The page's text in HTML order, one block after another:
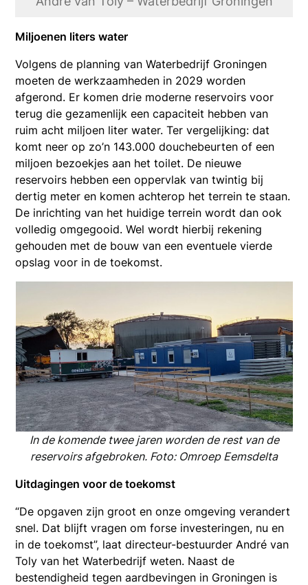
Miljoenen liters water
Volgens de planning van Waterbedrijf Groningen
moeten de werkzaamheden in 2029 worden
afgerond. Er komen drie moderne reservoirs voor
terug die gezamenlijk een capaciteit hebben van
ruim acht miljoen liter water. Ter vergelijking: dat
komt neer op zo’n 143.000 douchebeurten of een
miljoen bezoekjes aan het toilet. De nieuwe
reservoirs hebben een oppervlak van twintig bij
dertig meter en komen achterop het terrein te staan.
De inrichting van het huidige terrein wordt dan ook
volledig omgegooid. Wel wordt hierbij rekening
gehouden met de bouw van een eventuele vierde
opslag voor in de toekomst.
In de komende twee jaren worden de rest van de
reservoirs afgebroken. Foto: Omroep Eemsdelta
Uitdagingen voor de toekomst
“De opgaven zijn groot en onze omgeving verandert
snel. Dat blijft vragen om forse investeringen, nu en
in de toekomst”, laat directeur-bestuurder André van
Toly van het Waterbedrijf weten. Naast de
bestendigheid tegen aardbevingen in Groningen is